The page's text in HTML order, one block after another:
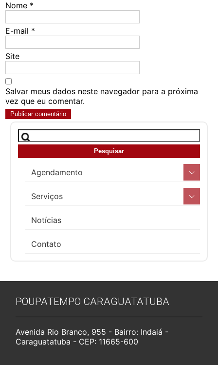
Nome *
E-mail *
Site
Salvar meus dados neste navegador para a próxima
vez que eu comentar.
Agendamento
Serviços
Notícias
Contato
POUPATEMPO CARAGUATATUBA
Avenida Rio Branco, 955 - Bairro: Indaiá -
Caraguatatuba - CEP: 11665-600